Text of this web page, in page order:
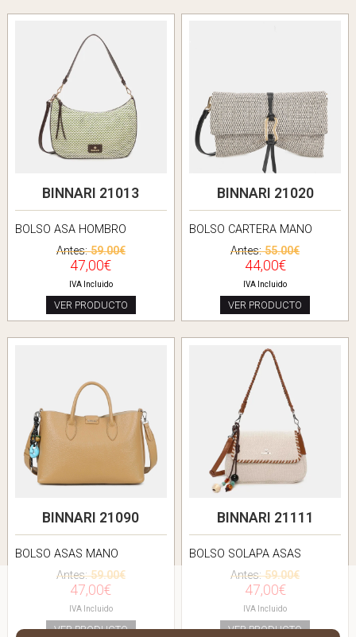
BINNARI 21013
BOLSO ASA HOMBRO
Antes:59.00€
47,00€
IVA Incluido
VER PRODUCTO
BINNARI 21020
BOLSO CARTERA MANO
Antes:55.00€
44,00€
IVA Incluido
VER PRODUCTO
BINNARI 21090
BOLSO ASAS MANO
Antes:59.00€
47,00€
IVA Incluido
VER PRODUCTO
BINNARI 21111
BOLSO SOLAPA ASAS
Antes:59.00€
47,00€
IVA Incluido
VER PRODUCTO